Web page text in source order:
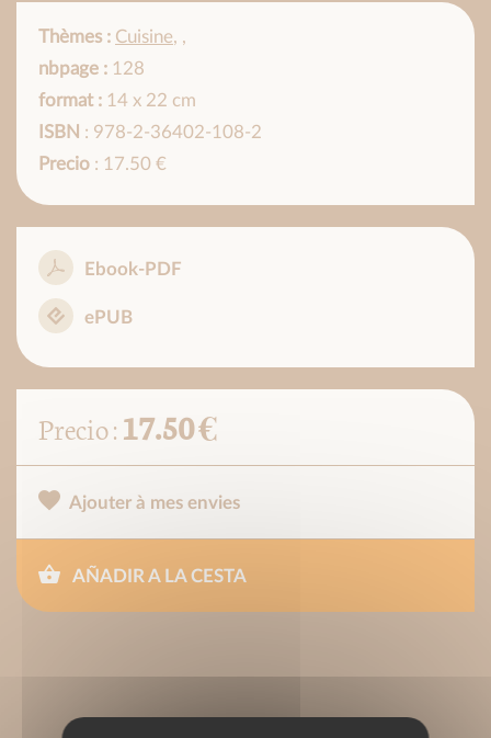
Thèmes : Cuisine, ,
nbpage : 128
format : 14 x 22 cm
ISBN : 978-2-36402-108-2
Precio : 17.50 €
Ebook-PDF
ePUB
Precio :17.50 €
Ajouter à mes envies
AÑADIR A LA CESTA